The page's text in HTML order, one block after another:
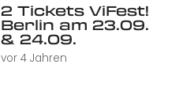
2 Tickets ViFest!
Berlin am 23.09.
& 24.09.
vor 4 Jahren